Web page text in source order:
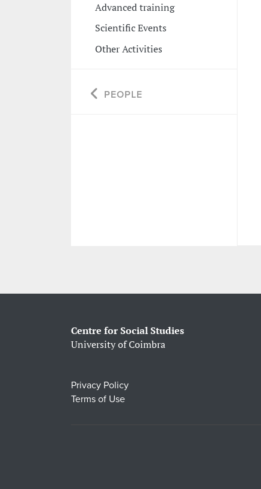
Advanced training
Scientific Events
Other Activities
PEOPLE
Centre for Social Studies
University of Coimbra
Privacy Policy
Terms of Use